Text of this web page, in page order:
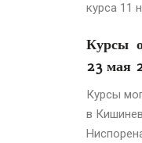
курса 11
Курсы
23 мая
Курсы
в